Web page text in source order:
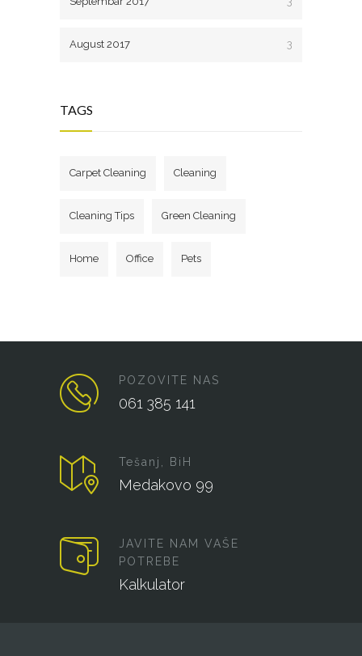
August 2017 3
TAGS
Carpet Cleaning Cleaning
Cleaning Tips Green Cleaning
Home Office Pets
POZOVITE NAS
061 385 141
Tešanj, BiH
Medakovo 99
JAVITE NAM VAŠE
POTREBE
Kalkulator